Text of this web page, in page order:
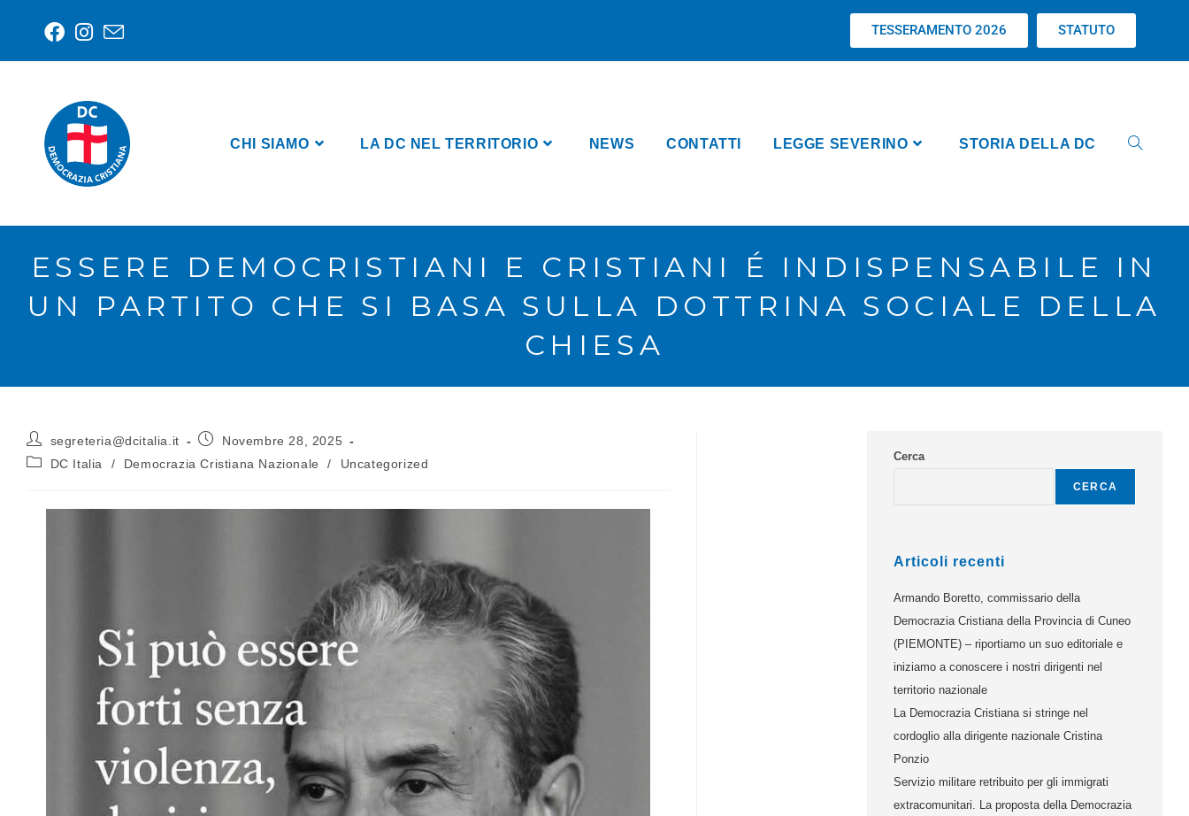
TESSERAMENTO 2026 STATUTO
CHI SIAMO LA DC NEL TERRITORIO NEWS CONTATTI LEGGE SEVERINO STORIA DELLA DC
ESSERE DEMOCRISTIANI E CRISTIANI É INDISPENSABILE IN
UN PARTITO CHE SI BASA SULLA DOTTRINA SOCIALE DELLA
CHIESA
segreteria@dcitalia.it
Novembre 28, 2025
DC Italia
/ Democrazia Cristiana Nazionale / Uncategorized
Cerca
CERCA
Articoli recenti
Armando Boretto, commissario della
Democrazia Cristiana della Provincia di Cuneo
(PIEMONTE) – riportiamo un suo editoriale e
iniziamo a conoscere i nostri dirigenti nel
territorio nazionale
La Democrazia Cristiana si stringe nel
cordoglio alla dirigente nazionale Cristina
Ponzio
Servizio militare retribuito per gli immigrati
extracomunitari. La proposta della Democrazia